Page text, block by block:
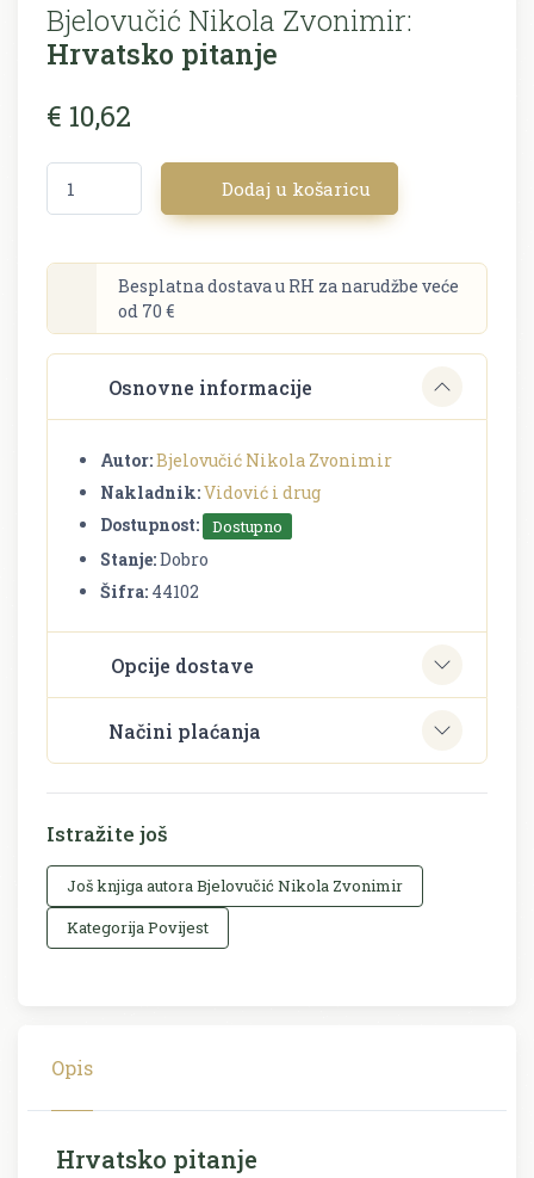
Bjelovučić Nikola Zvonimir:
Hrvatsko pitanje
€ 10,62
Dodaj u košaricu
Besplatna dostava u RH za narudžbe veće
od 70 €
Osnovne informacije
Autor:Bjelovučić Nikola Zvonimir
Nakladnik:Vidović i drug
Dostupnost:
Dostupno
Stanje:Dobro
Šifra: 44102
Opcije dostave
Načini plaćanja
Istražite još
Još knjiga autora Bjelovučić Nikola Zvonimir
Kategorija Povijest
Opis
Hrvatsko pitanje